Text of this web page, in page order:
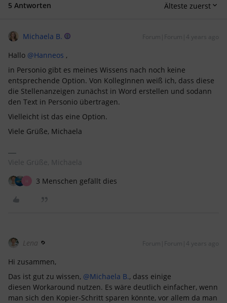
5 Antworten Älteste zuerst
Michaela B. Forum|Forum|4 years ago
Hallo @Hanneos ,
in Personio gibt es meines Wissens nach noch keine
entsprechende Option. Von KollegInnen weiß ich, dass diese
die Stellenanzeigen zunächst in Word erstellen und sodann
den Text in Personio übertragen.
Vielleicht ist das eine Option.
Viele Grüße, Michaela
Viele Grüße, Michaela
3 Menschen gefällt dies
Lena Forum|Forum|4 years ago
Hi zusammen,
Das ist gut zu wissen, @Michaela B., dass einige
diesen Workaround nutzen. Es wäre deutlich einfacher, wenn
man sich den Kopier-Schritt sparen könnte, vor allem da man